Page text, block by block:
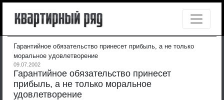
Гарантийное обязательство принесет прибыль, а не только
моральное удовлетворение
09.07.2002
Гарантийное обязательство принесет
прибыль, а не только моральное
удовлетворение